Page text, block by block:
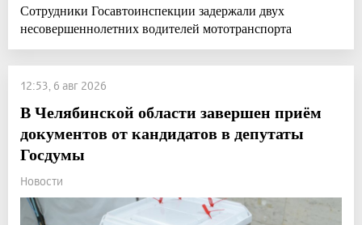
Сотрудники Госавтоинспекции задержали двух
несовершеннолетних водителей мототранспорта
12:53, 6 авг 2026
В Челябинской области завершен приём
документов от кандидатов в депутаты
Госдумы
Новости